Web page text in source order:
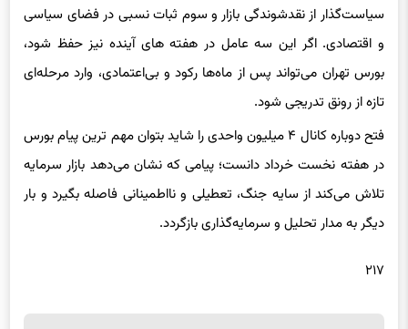
و اقتصادی. اگر این سه عامل در هفته‌ های آینده نیز حفظ شود،
بورس تهران می‌تواند پس از ماه‌ها رکود و بی‌اعتمادی، وارد مرحله‌ای
تازه از رونق تدریجی شود.
فتح دوباره کانال ۴ میلیون واحدی را شاید بتوان مهم‌ ترین پیام بورس
در هفته نخست خرداد دانست؛ پیامی که نشان می‌دهد بازار سرمایه
تلاش می‌کند از سایه جنگ، تعطیلی و نااطمینانی فاصله بگیرد و بار
دیگر به مدار تحلیل و سرمایه‌گذاری بازگردد.